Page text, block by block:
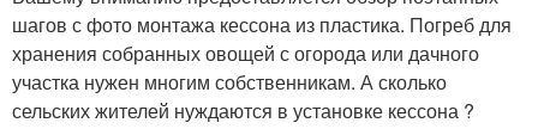
шагов с фото монтажа кессона из пластика. Погреб для
хранения собранных овощей с огорода или дачного
участка нужен многим собственникам. А сколько
сельских жителей нуждаются в установке кессона ?